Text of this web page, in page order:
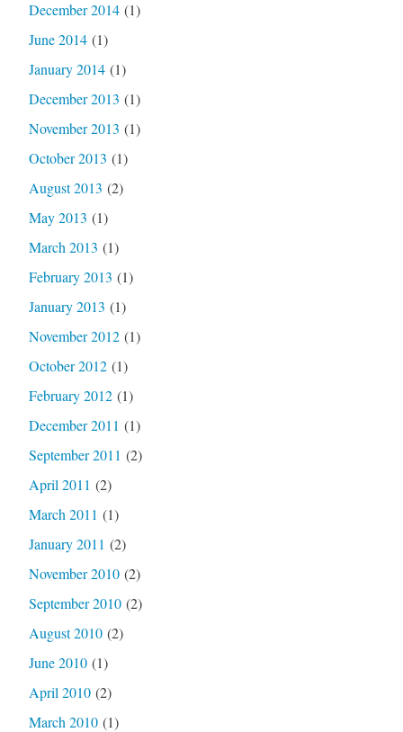
December 2014(1)
June 2014(1)
January 2014(1)
December 2013 (1)
November 2013 (1)
October 2013 (1)
August 2013 (2)
May 2013 (1)
March 2013 (1)
February 2013 (1)
January 2013 (1)
November 2012(1)
October 2012(1)
February 2012(1)
December 2011 (1)
September 2011 (2)
April 2011 (2)
March 2011 (1)
January 2011 (2)
November 2010(2)
September 2010(2)
August 2010(2)
June 2010(1)
April 2010(2)
March 2010(1)